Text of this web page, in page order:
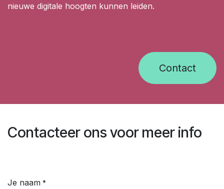
nieuwe digitale hoogten kunnen leiden.
Contact
Contacteer ons voor meer info
Je naam *